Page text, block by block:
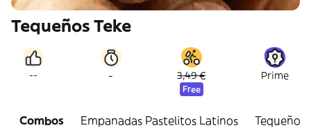
Tequeños Teke
-- - 3,49 €
Free
Prime
Combos Empanadas Pastelitos Latinos Tequeños